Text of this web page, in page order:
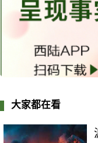
大家都在看